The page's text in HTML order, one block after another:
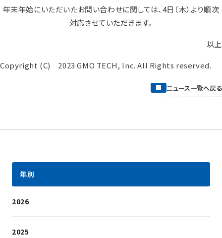
年末年始にいただいたお問い合わせに関しては、4日（木）より順次
対応させていただきます。
以上
Copyright (C) 2023 GMO TECH, Inc. All Rights reserved.
ニュース一覧へ戻る
年別
2026
2025